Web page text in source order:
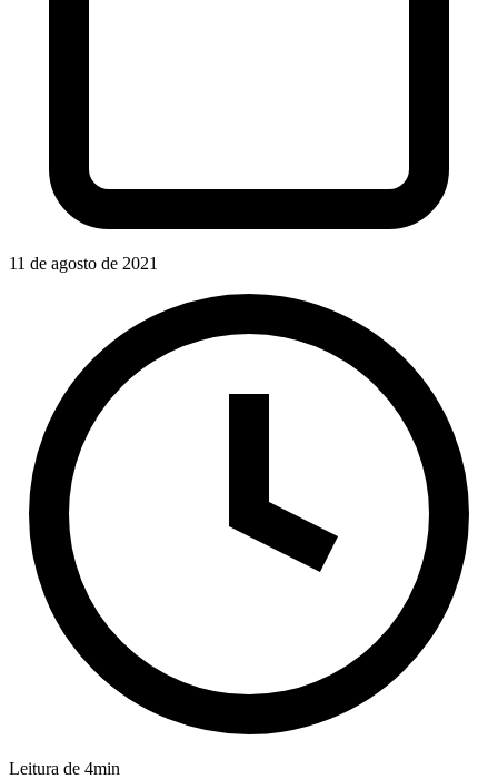
11 de agosto de 2021
Leitura de 4min